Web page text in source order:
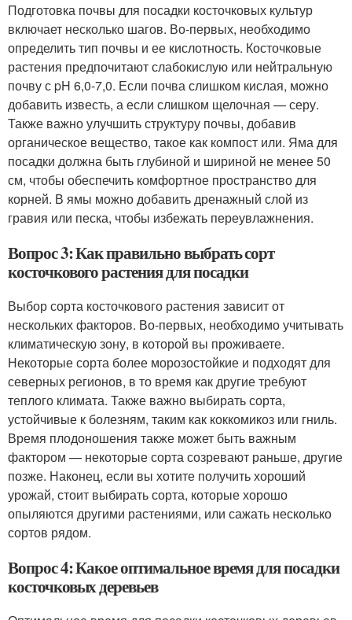
Подготовка почвы для посадки косточковых культур
включает несколько шагов. Во-первых, необходимо
определить тип почвы и ее кислотность. Косточковые
растения предпочитают слабокислую или нейтральную
почву с pH 6,0-7,0. Если почва слишком кислая, можно
добавить известь, а если слишком щелочная — серу.
Также важно улучшить структуру почвы, добавив
органическое вещество, такое как компост или. Яма для
посадки должна быть глубиной и шириной не менее 50
см, чтобы обеспечить комфортное пространство для
корней. В ямы можно добавить дренажный слой из
гравия или песка, чтобы избежать переувлажнения.
Вопрос 3: Как правильно выбрать сорт
косточкового растения для посадки
Выбор сорта косточкового растения зависит от
нескольких факторов. Во-первых, необходимо учитывать
климатическую зону, в которой вы проживаете.
Некоторые сорта более морозостойкие и подходят для
северных регионов, в то время как другие требуют
теплого климата. Также важно выбирать сорта,
устойчивые к болезням, таким как коккомикоз или гниль.
Время плодоношения также может быть важным
фактором — некоторые сорта созревают раньше, другие
позже. Наконец, если вы хотите получить хороший
урожай, стоит выбирать сорта, которые хорошо
опыляются другими растениями, или сажать несколько
сортов рядом.
Вопрос 4: Какое оптимальное время для посадки
косточковых деревьев